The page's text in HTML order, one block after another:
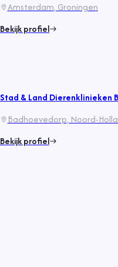
Amsterdam, Groningen
Bekijk profiel
Stad & Land Dierenklinieken
Badhoevedorp, Noord-
Bekijk profiel